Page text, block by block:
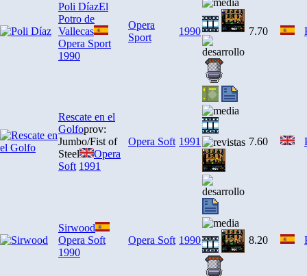
Poli DíazEl
Potro de
Vallecas
Opera Sport
1990
Opera
Sport
1990 7.70
Rescate en el
Golfoprov:
Jumbo/Fist of
Steel
Opera
Soft 1991
Opera Soft 1991 7.60
Sirwood
Opera Soft
1990
Opera Soft 1990 8.20